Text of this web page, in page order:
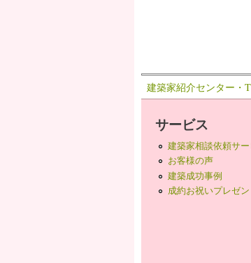
建築家紹介センター・
サービス
建築家相談依頼サー
お客様の声
建築成功事例
成約お祝いプレゼン